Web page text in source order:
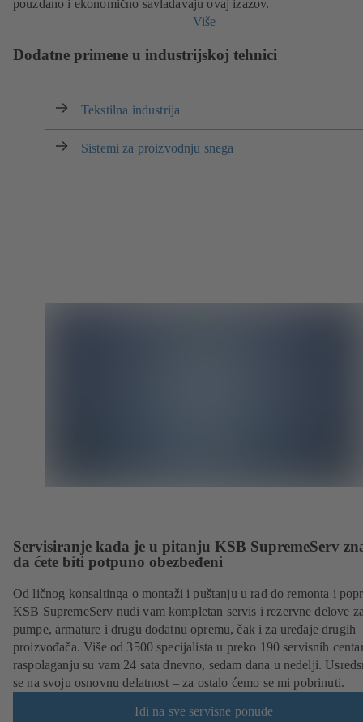
pouzdano i ekonomično savladavaju ovaj izazov.
Više
Dodatne primene u industrijskoj tehnici
Tekstilna industrija
Sistemi za proizvodnju snega
Servisiranje kada je u pitanju KSB SupremeServ
da ćete biti potpuno obezbeđeni
Od ličnog konsaltinga o montaži i puštanju u rad do remonta i
KSB SupremeServ nudi vam kompletan servis i rezervne delove
pumpe, armature i drugu dodatnu opremu, čak i za uređaje drugih
proizvođača. Više od 3500 specijalista u preko 190 servisnih
raspolaganju su vam 24 sata dnevno, sedam dana u nedelji.
se na svoju osnovnu delatnost – za ostalo ćemo se mi pobrinuti.
Idi na sve servisne ponude